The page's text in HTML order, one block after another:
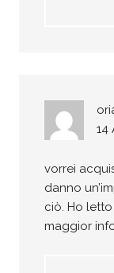
14
vorrei
danno
ciò. Ho
maggior